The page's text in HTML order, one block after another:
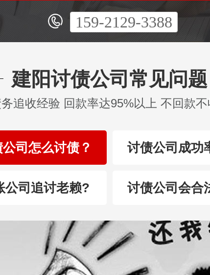
159-2129-3388
建阳讨债公司常见问题
追收经验 回款率达95%以上 不回款
司怎么讨债？ 讨债公司成功
公司追讨老赖? 讨债公司会合